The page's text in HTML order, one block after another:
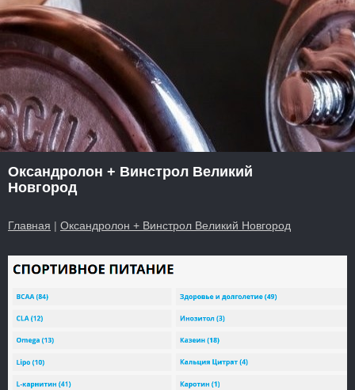
Оксандролон + Винстрол Великий
Новгород
Главная | Оксандролон + Винстрол Великий Новгород